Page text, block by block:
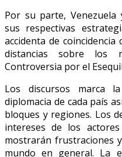
Por su parte, Venezuela
sus respectivas
accidenta de
distancias sobre los
Controversia por el
Los discursos marca
diplomacia de cada país
bloques y regiones. Los
intereses de los
mostrarán frustraciones
mundo en general. La